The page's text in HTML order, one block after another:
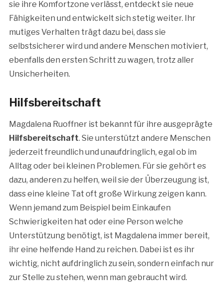
sie ihre Komfortzone verlässt, entdeckt sie neue
Fähigkeiten und entwickelt sich stetig weiter. Ihr
mutiges Verhalten trägt dazu bei, dass sie
selbstsicherer wird und andere Menschen motiviert,
ebenfalls den ersten Schritt zu wagen, trotz aller
Unsicherheiten.
Hilfsbereitschaft
Magdalena Ruoffner ist bekannt für ihre ausgeprägte
Hilfsbereitschaft. Sie unterstützt andere Menschen
jederzeit freundlich und unaufdringlich, egal ob im
Alltag oder bei kleinen Problemen. Für sie gehört es
dazu, anderen zu helfen, weil sie der Überzeugung ist,
dass eine kleine Tat oft große Wirkung zeigen kann.
Wenn jemand zum Beispiel beim Einkaufen
Schwierigkeiten hat oder eine Person welche
Unterstützung benötigt, ist Magdalena immer bereit,
ihr eine helfende Hand zu reichen. Dabei ist es ihr
wichtig, nicht aufdringlich zu sein, sondern einfach nur
zur Stelle zu stehen, wenn man gebraucht wird.